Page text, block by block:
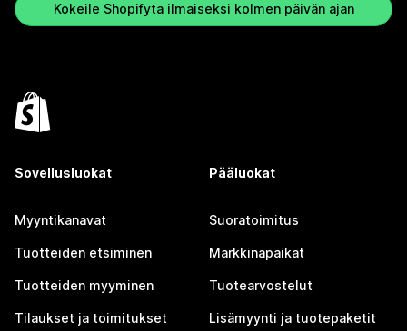
Kokeile Shopifyta ilmaiseksi kolmen päivän ajan
Sovellusluokat
Myyntikanavat
Tuotteiden etsiminen
Tuotteiden myyminen
Tilaukset ja toimitukset
Pääluokat
Suoratoimitus
Markkinapaikat
Tuotearvostelut
Lisämyynti ja tuotepaketit